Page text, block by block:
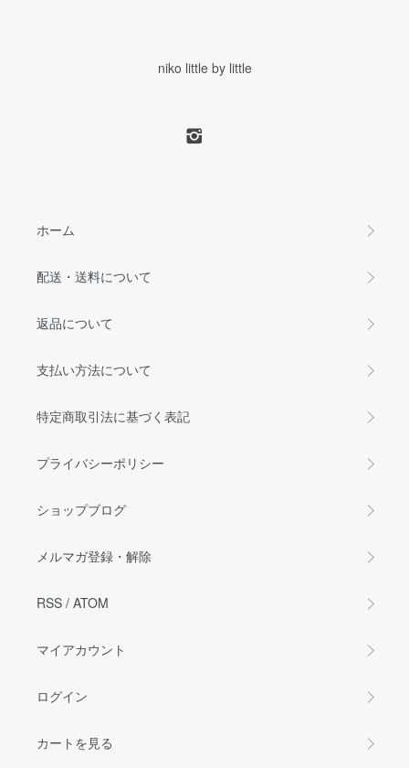
niko little by little
ホーム
配送・送料について
返品について
支払い方法について
特定商取引法に基づく表記
プライバシーポリシー
ショップブログ
メルマガ登録・解除
RSS / ATOM
マイアカウント
ログイン
カートを見る